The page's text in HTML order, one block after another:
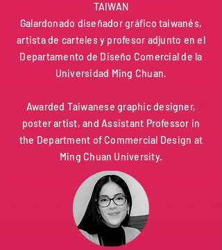
TAIWAN
Galardonado diseñador gráfico taiwanés,
artista de carteles y profesor adjunto en el
Departamento de Diseño Comercial de la
Universidad Ming Chuan.
Awarded Taiwanese graphic designer,
poster artist, and Assistant Professor in
the Department of Commercial Design at
Ming Chuan University.